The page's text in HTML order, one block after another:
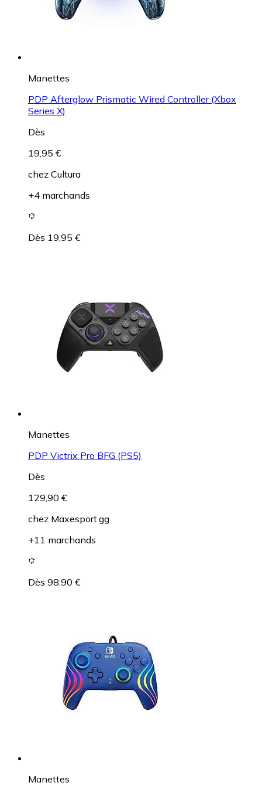
Manettes
PDP Afterglow Prismatic Wired Controller (Xbox
Series X)
Dès
19,95 €
chez Cultura
+4 marchands
Dès 19,95 €
Manettes
PDP Victrix Pro BFG (PS5)
Dès
129,90 €
chez Maxesport.gg
+11 marchands
Dès 98,90 €
Manettes